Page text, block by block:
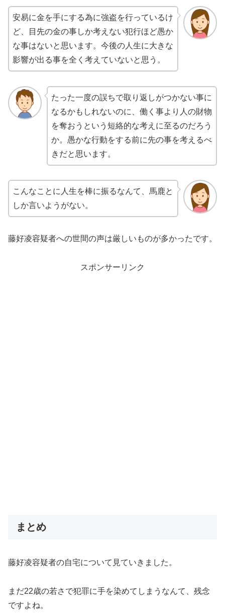
安易に金を手にする為に強盗を行っているけ
ど、目先の金の事しか考えない犯行ほど愚か
な事はないと思います。今後の人生に大きな
影響が出る事を全く考えていないと思う。
たった一度の誤ちで取り返しがつかない事に
なるかもしれないのに、働く事より人の財物
を奪おうという短絡的な考えに至るのだろう
か。愚かな行動をする前に先の事を考えるべ
きだと思います。
こんなことに人生を棒に振るなんて、馬鹿と
しか言いようがない。
藤好凌容疑者への世間の声は厳しいものが多かったです。
スポンサーリンク
まとめ
藤好凌容疑者の自宅について見ていきました。
まだ22歳の若さで犯罪に手を染めてしまうなんて、残念
ですよね。